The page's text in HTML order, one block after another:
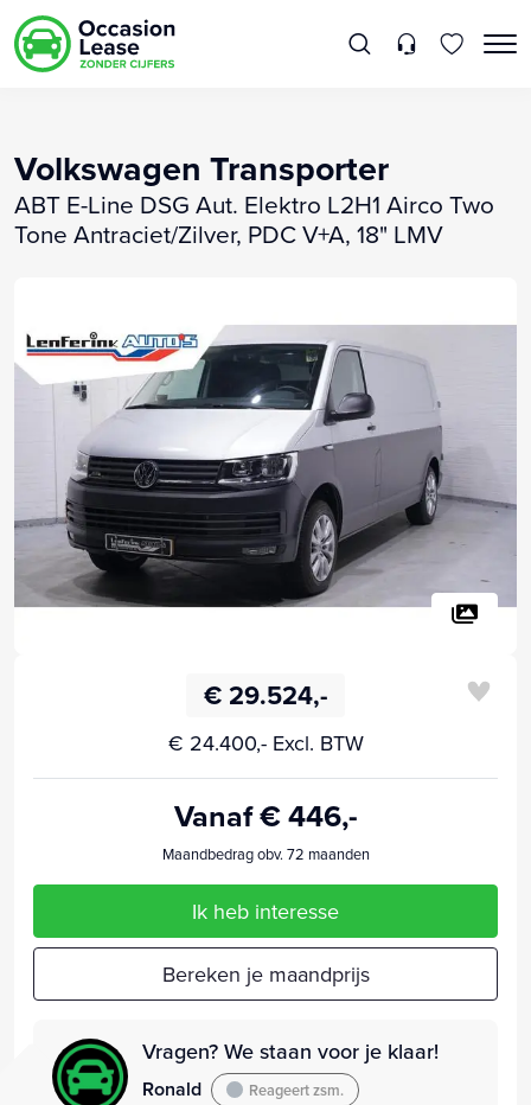
Volkswagen Transporter
ABT E-Line DSG Aut. Elektro L2H1 Airco Two
Tone Antraciet/Zilver, PDC V+A, 18" LMV
€ 29.524,-
€ 24.400,- Excl. BTW
Vanaf € 446,-
Maandbedrag obv. 72 maanden
Ik heb interesse
Bereken je maandprijs
Vragen? We staan voor je klaar!
Ronald Reageert zsm.